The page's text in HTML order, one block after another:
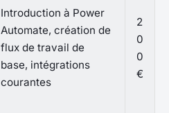
Introduction à Power
Automate, création de
flux de travail de
base, intégrations
courantes
2
0
0
€